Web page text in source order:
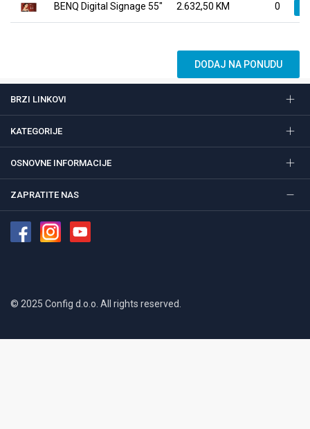
BENQ Digital Signage 55" 2.632,50 KM 0
DODAJ NA PONUDU
BRZI LINKOVI
KATEGORIJE
OSNOVNE INFORMACIJE
ZAPRATITE NAS
© 2025 Config d.o.o. All rights reserved.